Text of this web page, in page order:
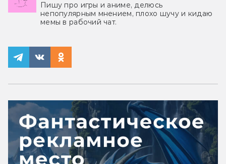
Пишу про игры и аниме, делюсь
непопулярным мнением, плохо шучу и кидаю
мемы в рабочий чат.